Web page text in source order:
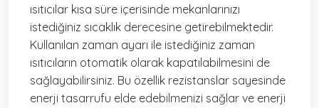
ısıtıcılar kısa süre içerisinde mekanlarınızı
istediğiniz sıcaklık derecesine getirebilmektedir.
Kullanılan zaman ayarı ile istediğiniz zaman
ısıtıcıların otomatik olarak kapatılabilmesini de
sağlayabilirsiniz. Bu özellik rezistanslar sayesinde
enerji tasarrufu elde edebilmenizi sağlar ve enerji